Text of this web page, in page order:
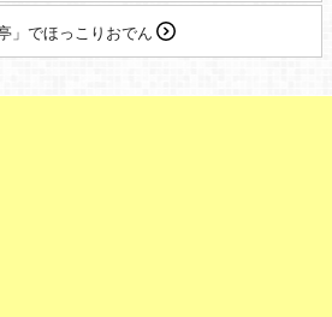
」でほっこりおでん